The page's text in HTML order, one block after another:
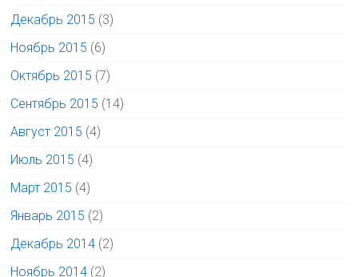
Декабрь 2015 (3)
Ноябрь 2015 (6)
Октябрь 2015 (7)
Сентябрь 2015 (14)
Август 2015 (4)
Июль 2015 (4)
Март 2015 (4)
Январь 2015 (2)
Декабрь 2014 (2)
Ноябрь 2014 (2)